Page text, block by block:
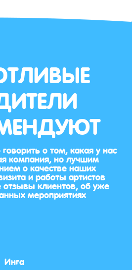
о том, какая у нас
компания, но лучшим
о качестве наших
и работы артистов
клиентов, об уже
мероприятиях
Инга